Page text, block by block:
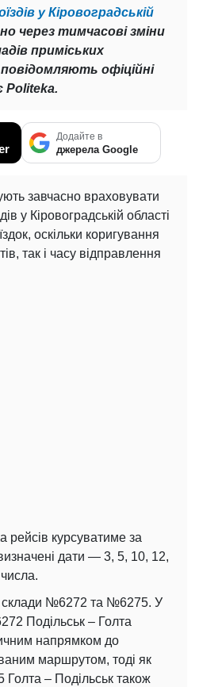
у Кіровоградській
через тимчасові зміни
приміських
офіційні
Politeka.
Додайте в
джерела Google
завчасно враховувати
у Кіровоградській області
оскільки коригування
так і часу відправлення
рейсів курсуватиме за
дати — 3, 5, 10, 12,
склади №6272 та №6275. У
Подільськ – Голта
напрямком до
маршрутом, тоді як
– Подільськ також